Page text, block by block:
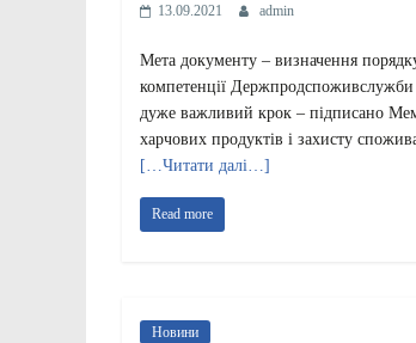
13.09.2021 admin
Мета документу – визначення
компетенції Держпродспоживслужби
дуже важливий крок – підписано
харчових продуктів і захисту
[…Читати далі…]
Read more
Новини